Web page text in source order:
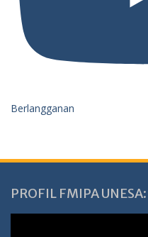
Berlangganan
PROFIL FMIPA UNESA: